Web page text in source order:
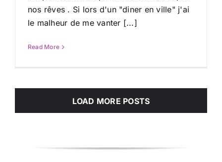
nos rêves . Si lors d'un "diner en ville" j'ai
le malheur de me vanter [...]
Read More
LOAD MORE POSTS